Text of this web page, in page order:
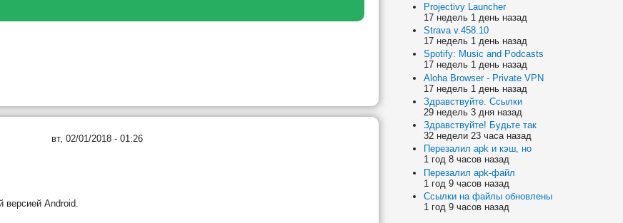
вт, 02/01/2018 - 01:26
версией Android.
Projectivy Launcher
17 недель 1 день назад
Strava v.458.10
17 недель 1 день назад
Spotify: Music and Podcasts
17 недель 1 день назад
Aloha Browser - Private VPN
17 недель 1 день назад
Здравствуйте. Ссылки
29 недель 3 дня назад
Здравствуйте! Будьте так
32 недели 23 часа назад
Перезалил apk и кэш, но
1 год 8 часов назад
Перезалил apk-файл
1 год 9 часов назад
Ссылки на файлы обновлены
1 год 9 часов назад